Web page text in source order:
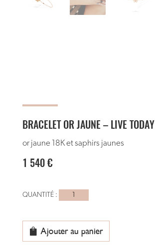
BRACELET OR JAUNE – LIVE TODAY
or jaune 18K et saphirs jaunes
1 540€
quantité
or
jaune
Ajouter au panier